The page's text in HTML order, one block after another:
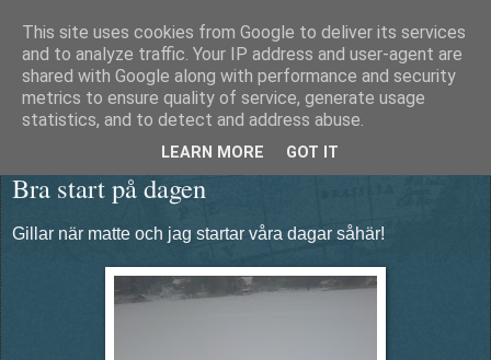
Äventyrshunden Diesel
Bra start på dagen
Gillar när matte och jag startar våra dagar såhär!
This site uses cookies from Google to deliver its services
and to analyze traffic. Your IP address and user-agent are
shared with Google along with performance and security
metrics to ensure quality of service, generate usage
statistics, and to detect and address abuse.
LEARN MORE GOT IT